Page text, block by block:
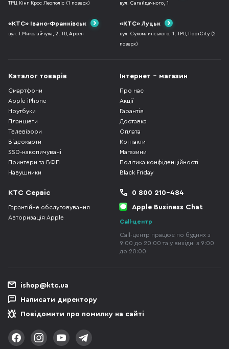
ТРЦ Кінг Крос Леополіс (1 поверх) вул. Сагайдачного, 1
«КТС» Івано-Франківськ
вул. І.Миколайчука, 2, ТЦ Арсен
«КТС» Луцьк
вул. Сухомлинського, 1, ТРЦ ПортCity (2
поверх)
Каталог товарів
Смартфони
Apple iPhone
Ноутбуки
Планшети
Телевізори
Відеокарти
SSD-накопичувачі
Принтери та БФП
Навушники
Інтернет - магазин
Про нас
Акції
Гарантія
Доставка
Оплата
Контакти
Магазини
Політика конфіденційності
Black Friday
КТС Сервіс
Гарантійне обслуговування
Авторизація Apple
0 800 210-484
Apple Business Chat
Call-центр
Call-центр працює по буднях з
9:00 до 20:00 та у вихідні з 9:00
до 20:00
ishop@ktc.ua
Написати директору
Повідомити про помилку на сайті